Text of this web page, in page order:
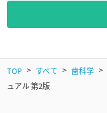
TOP すべて 歯科学
ュアル 第2版